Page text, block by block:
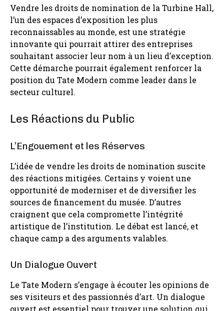
Vendre les droits de nomination de la Turbine Hall,
l’un des espaces d’exposition les plus
reconnaissables au monde, est une stratégie
innovante qui pourrait attirer des entreprises
souhaitant associer leur nom à un lieu d’exception.
Cette démarche pourrait également renforcer la
position du Tate Modern comme leader dans le
secteur culturel.
Les Réactions du Public
L’Engouement et les Réserves
L’idée de vendre les droits de nomination suscite
des réactions mitigées. Certains y voient une
opportunité de moderniser et de diversifier les
sources de financement du musée. D’autres
craignent que cela compromette l’intégrité
artistique de l’institution. Le débat est lancé, et
chaque camp a des arguments valables.
Un Dialogue Ouvert
Le Tate Modern s’engage à écouter les opinions de
ses visiteurs et des passionnés d’art. Un dialogue
ouvert est essentiel pour trouver une solution qui